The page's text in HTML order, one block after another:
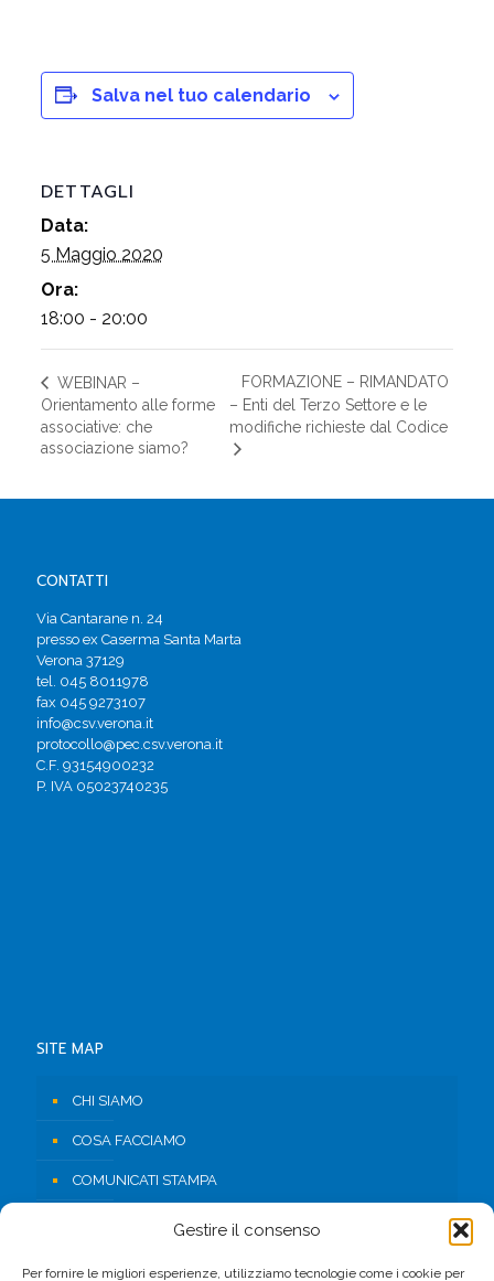
Gestire il consenso
Per fornire le migliori esperienze, utilizziamo tecnologie come i cookie per
Salva nel tuo calendario
DETTAGLI
Data:
5 Maggio 2020
Ora:
18:00 - 20:00
WEBINAR –
Orientamento alle forme
associative: che
associazione siamo?
FORMAZIONE – RIMANDATO
– Enti del Terzo Settore e le
modifiche richieste dal Codice
CONTATTI
Via Cantarane n. 24
presso ex Caserma Santa Marta
Verona 37129
tel. 045 8011978
fax 045 9273107
info@csv.verona.it
protocollo@pec.csv.verona.it
C.F. 93154900232
P. IVA 05023740235
SITE MAP
CHI SIAMO
COSA FACCIAMO
COMUNICATI STAMPA